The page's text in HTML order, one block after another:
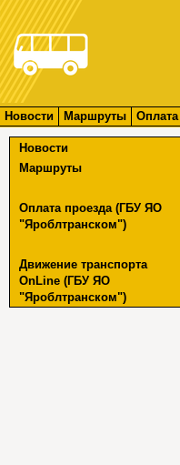
Новости Маршруты
Новости
Маршруты
Оплата проезда (ГБУ ЯО
"Яроблтранском")
Движение транспорта
OnLine (ГБУ ЯО
"Яроблтранском")